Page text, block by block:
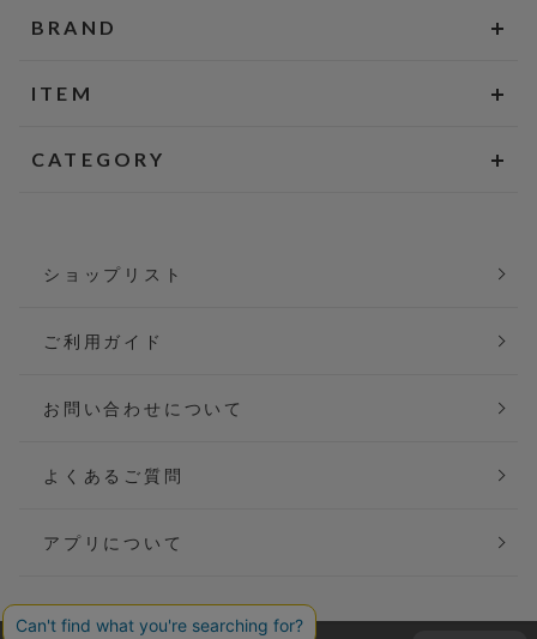
BRAND
ITEM
CATEGORY
ショップリスト
ご利用ガイド
お問い合わせについて
よくあるご質問
アプリについて